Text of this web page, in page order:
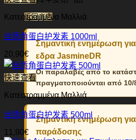
返回商店
Σημαντική ενημέρωση
εδρα JasmineDR
Οι παραλαβές από το
πραγματοποιούνται από 10/
Σημαντική ενημέρωση
παράδοσης
Κατεστραμμένα Μαλλιά
丝质角蛋白护发素 1000ml
20,90€
快速查看
Κατεστραμμένα Μαλλιά
丝质角蛋白护发素 500ml
11,90€